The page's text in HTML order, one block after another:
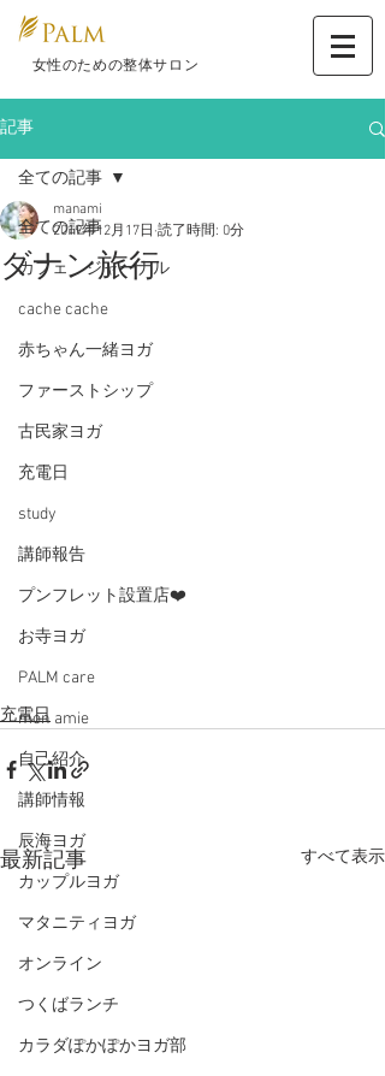
​ 女性のための整体サロン
記事
全ての記事
カフェ ジャーナル
cache cache
赤ちゃん一緒ヨガ
ファーストシップ
古民家ヨガ
充電日
study
講師報告
プンフレット設置店❤️
お寺ヨガ
PALM care
mon amie
自己紹介
講師情報
辰海ヨガ
カップルヨガ
マタニティヨガ
オンライン
つくばランチ
カラダぽかぽかヨガ部
全ての記事
ダナン旅行
manami
2019年12月17日 読了時間: 0分
充電日
最新記事 すべて表示